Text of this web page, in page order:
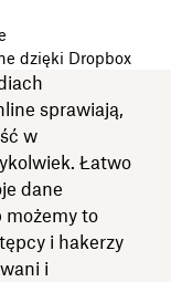
dzięki Dropbox
sprawiają,
w
Łatwo
dane
możemy to
i hakerzy
i